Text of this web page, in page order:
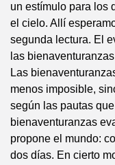
un estímulo para los
el cielo. Allí
segunda lectura. El
las
Las
menos imposible,
según las pautas
bienaventuranzas
propone el mundo:
dos días. En cierto